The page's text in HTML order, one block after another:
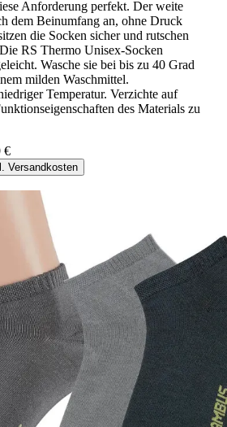
Anforderung perfekt. Der weite
dem Beinumfang an, ohne Druck
die Socken sicher und rutschen
RS Thermo Unisex-Socken
Wasche sie bei bis zu 40 Grad
milden Waschmittel.
Temperatur. Verzichte auf
des Materials zu
€
Versandkosten